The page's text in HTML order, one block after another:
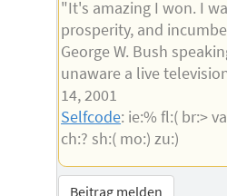
"It's amazing I won. I
prosperity, and
George W. Bush
unaware a live
14, 2001
Selfcode: ie:% fl:( br:>
ch:? sh:( mo:) zu:)
Beitrag melden